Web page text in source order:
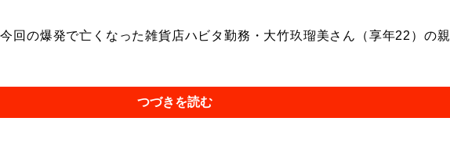
回の爆発で亡くなった雑貨店ハビタ勤務・大竹玖瑠美さん（享年22）の親
つづきを読む